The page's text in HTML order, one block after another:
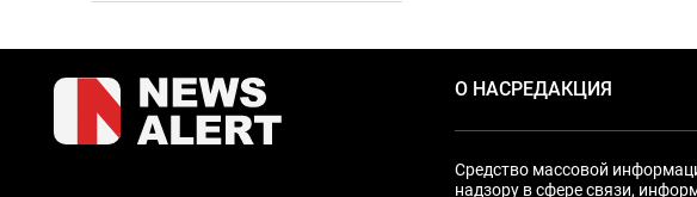
О НАСРЕДАКЦИЯ
Средство массовой
надзору в сфере связи,